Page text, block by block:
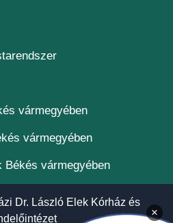
(új ablakban nyílik
meg)
vármegyében
vármegyében
vármegyében
Dr. László Elek Kórház és
×